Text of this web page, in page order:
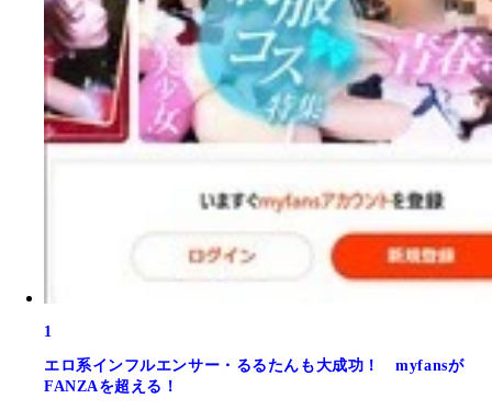
1
エロ系インフルエンサー・るるたんも大成功！ myfansが
FANZAを超える！